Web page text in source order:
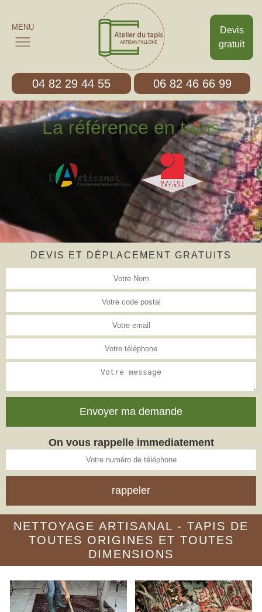
Devis
gratuit
MENU
04 82 29 44 55 06 82 46 66 99
La référence en tapis
DEVIS ET DÉPLACEMENT GRATUITS
On vous rappelle immediatement
NETTOYAGE ARTISANAL - TAPIS DE
TOUTES ORIGINES ET TOUTES
DIMENSIONS